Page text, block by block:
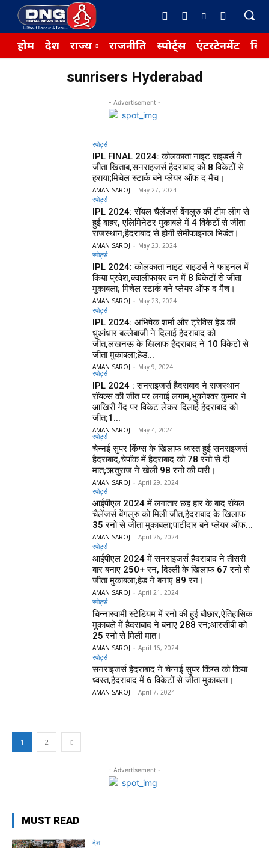
होम देश राज्य राजनीति स्पोर्ट्स एंटरटेनमेंट
sunrisers Hyderabad
- Advertisement -
स्पोर्ट्स
IPL FINAL 2024: कोलकाता नाइट राइडर्स ने
जीता खिताब,सनराइजर्स हैदराबाद को 8 विकेटों से
हराया;मिचेल स्टार्क बने प्लेयर ऑफ द मैच।
AMAN SAROJ - May 27, 2024
स्पोर्ट्स
IPL 2024: रॉयल चैलेंजर्स बेंगलुरु की टीम लीग से
हुई बाहर, एलिमिनेटर मुकाबले में 4 विकेटों से जीता
राजस्थान;हैदराबाद से होगी सेमीफाइनल भिडंत।
AMAN SAROJ - May 23, 2024
स्पोर्ट्स
IPL 2024: कोलकाता नाइट राइडर्स ने फाइनल में
किया प्रवेश,क्वालीफायर वन में 8 विकेटों से जीता
मुकाबला; मिचेल स्टार्क बने प्लेयर ऑफ द मैच।
AMAN SAROJ - May 23, 2024
स्पोर्ट्स
IPL 2024: अभिषेक शर्मा और ट्रेविस हेड की
धुआंधार बल्लेबाजी ने दिलाई हैदराबाद को
जीत,लखनऊ के खिलाफ हैदराबाद ने 10 विकेटों से
जीता मुकाबला;हेड...
AMAN SAROJ - May 9, 2024
स्पोर्ट्स
IPL 2024 : सनराइजर्स हैदराबाद ने राजस्थान
रॉयल्स की जीत पर लगाई लगाम,भुवनेश्वर कुमार ने
आखिरी गेंद पर विकेट लेकर दिलाई हैदराबाद को
जीत;1...
AMAN SAROJ - May 4, 2024
स्पोर्ट्स
चेन्नई सुपर किंग्स के खिलाफ ध्वस्त हुई सनराइजर्स
हैदराबाद,चेपॉक में हैदराबाद को 78 रनो से दी
मात;ऋतुराज ने खेली 98 रनो की पारी।
AMAN SAROJ - April 29, 2024
स्पोर्ट्स
आईपीएल 2024 में लगातार छह हार के बाद रॉयल
चैलेंजर्स बेंगलुरु को मिली जीत,हैदराबाद के खिलाफ
35 रनो से जीता मुकाबला;पाटीदार बने प्लेयर ऑफ...
AMAN SAROJ - April 26, 2024
स्पोर्ट्स
आईपीएल 2024 में सनराइजर्स हैदराबाद ने तीसरी
बार बनाए 250+ रन, दिल्ली के खिलाफ 67 रनो से
जीता मुकाबला;हेड ने बनाए 89 रन।
AMAN SAROJ - April 21, 2024
स्पोर्ट्स
चिन्नास्वामी स्टेडियम में रनो की हुई बौछार,ऐतिहासिक
मुकाबले में हैदराबाद ने बनाए 288 रन;आरसीबी को
25 रनो से मिली मात।
AMAN SAROJ - April 16, 2024
स्पोर्ट्स
सनराइजर्स हैदराबाद ने चेन्नई सुपर किंग्स को किया
ध्वस्त,हैदराबाद में 6 विकेटों से जीता मुकाबला।
AMAN SAROJ - April 7, 2024
1 2
- Advertisement -
MUST READ
देश